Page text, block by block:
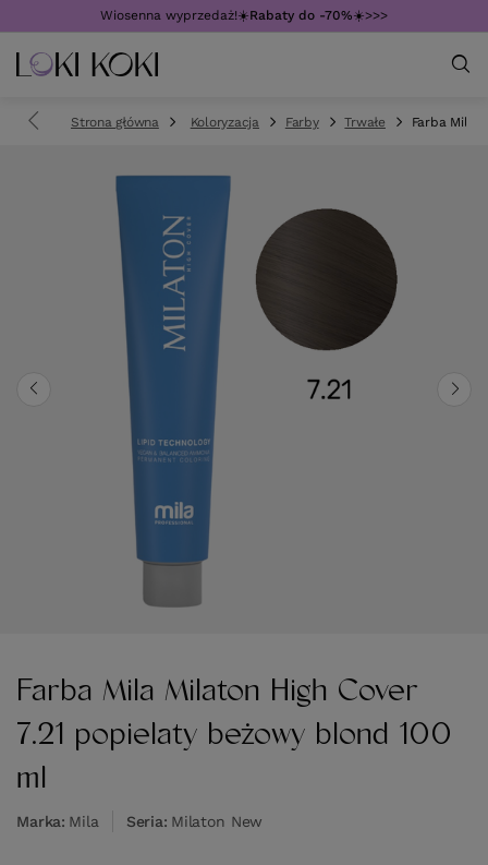
Wiosenna wyprzedaż!☀️Rabaty do -70%☀️>>>
Strona główna Koloryzacja Farby Trwałe Farba Mila
Farba Mila Milaton High Cover
7.21 popielaty beżowy blond 100
ml
Marka Mila Seria Milaton New